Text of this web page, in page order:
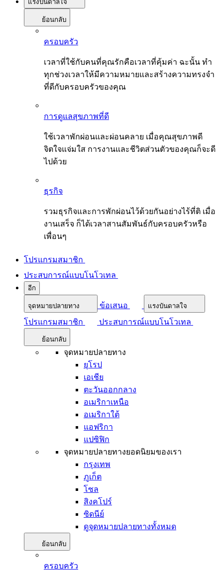
แรงบันดาลใจ
ย้อนกลับ
ครอบครัว
เวลาที่ใช้กับคนที่คุณรักคือเวลาที่คุ้มค่า ฉะนั้น ทำ
ทุกช่วงเวลาให้มีความหมายและสร้างความทรงจำ
ที่ดีกับครอบครัวของคุณ
การดูแลสุขภาพที่ดี
ใช้เวลาพักผ่อนและผ่อนคลาย เมื่อคุณสุขภาพดี
จิตใจแจ่มใส การงานและชีวิตส่วนตัวของคุณก็จะดี
ไปด้วย
ธุรกิจ
รวมธุรกิจและการพักผ่อนไว้ด้วยกันอย่างไร้ที่ติ เมื่อ
งานเสร็จ ก็ได้เวลาสานสัมพันธ์กับครอบครัวหรือ
เพื่อนๆ
โปรแกรมสมาชิก
ประสบการณ์แบบโนโวเทล
อีก
จุดหมายปลายทาง ข้อเสนอ แรงบันดาลใจ
โปรแกรมสมาชิก ประสบการณ์แบบโนโวเทล
ย้อนกลับ
จุดหมายปลายทาง
ยุโรป
เอเชีย
ตะวันออกกลาง
อเมริกาเหนือ
อเมริกาใต้
แอฟริกา
แปซิฟิก
จุดหมายปลายทางยอดนิยมของเรา
กรุงเทพ
ภูเก็ต
โซล
สิงคโปร์
ซิดนีย์
ดูจุดหมายปลายทางทั้งหมด
ย้อนกลับ
ครอบครัว